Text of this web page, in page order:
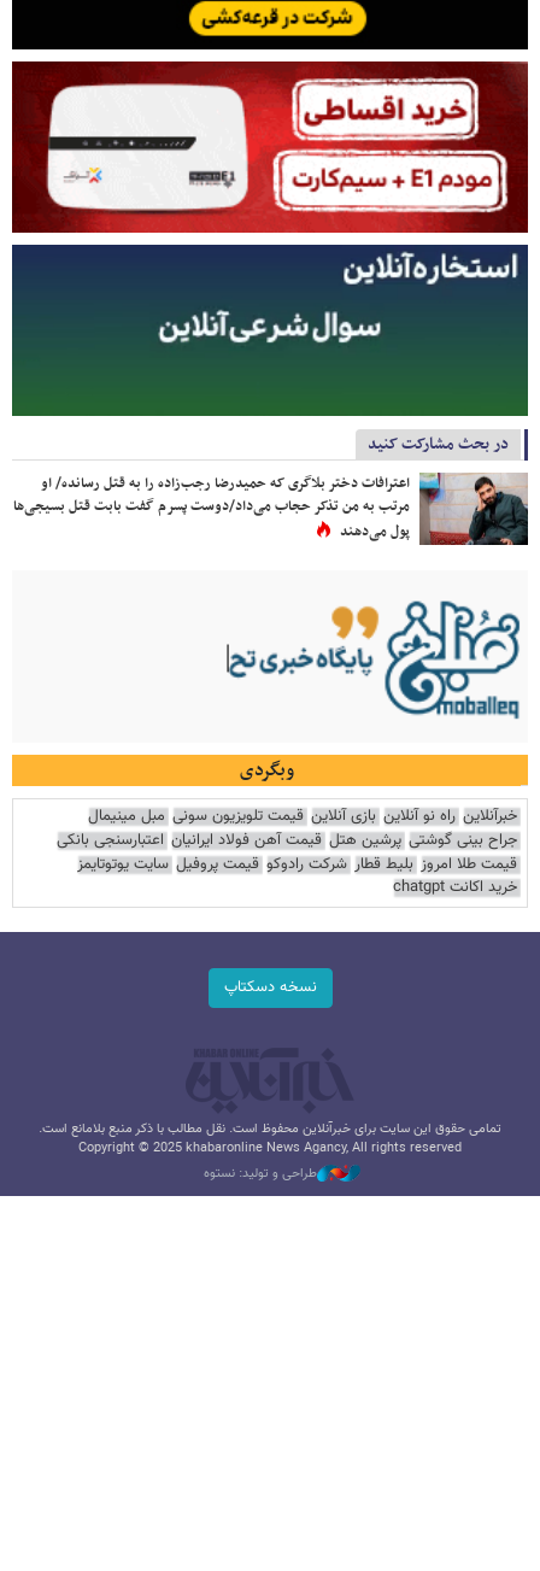
در بحث مشارکت کنید
اعترافات دختر بلاگری که حمیدرضا رجب‌زاده را به قتل رسانده/ او
مرتب به من تذکر حجاب می‌داد/دوست پسرم گفت بابت قتل بسیجی‌ها
پول می‌دهند
وبگردی
خبرآنلاین راه نو آنلاین بازی آنلاین قیمت تلویزیون سونی مبل مینیمال
جراح بینی گوشتی پرشین هتل قیمت آهن فولاد ایرانیان اعتبارسنجی بانکی
قیمت طلا امروز بلیط قطار شرکت رادوکو قیمت پروفیل سایت یوتوتایمز
خرید اکانت chatgpt
نسخه دسکتاپ
تمامی حقوق این سایت برای خبرآنلاین محفوظ است. نقل مطالب با ذکر منبع بلامانع است.
Copyright © 2025 khabaronline News Agancy, All rights reserved
طراحی و تولید: نستوه